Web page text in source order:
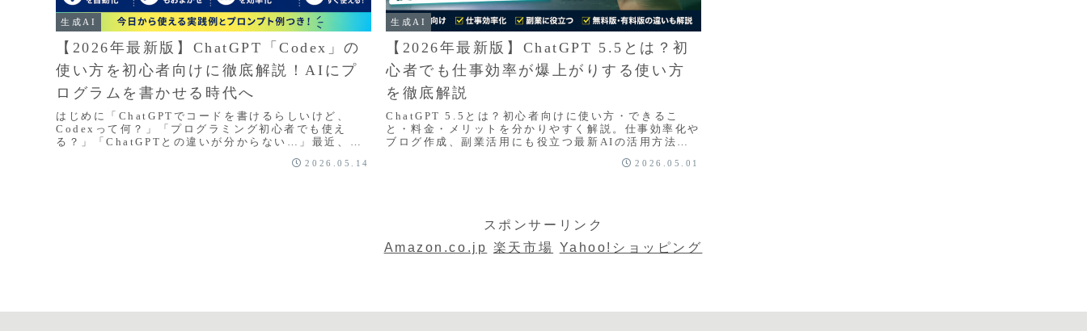
生成AI
【2026年最新版】ChatGPT「Codex」の
使い方を初心者向けに徹底解説！AIにプ
ログラムを書かせる時代へ
はじめに「ChatGPTでコードを書けるらしいけど、
Codexって何？」「プログラミング初心者でも使え
る？」「ChatGPTとの違いが分からない…」最近、AI
2026.05.14
生成AI
【2026年最新版】ChatGPT 5.5とは？初
心者でも仕事効率が爆上がりする使い方
を徹底解説
ChatGPT 5.5とは？初心者向けに使い方・できるこ
と・料金・メリットを分かりやすく解説。仕事効率化や
ブログ作成、副業活用にも役立つ最新AIの活用方法を
2026.05.01
スポンサーリンク
Amazon.co.jp 楽天市場 Yahoo!ショッピング